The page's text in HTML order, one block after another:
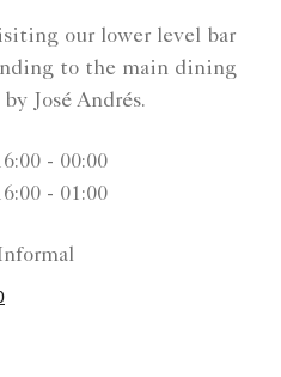
our lower level bar
to the main dining
José Andrés.
- 00:00
- 01:00